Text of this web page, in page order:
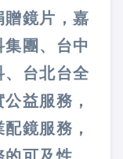
鏡片，嘉
團、台中
、台北台全
益服務，
鏡服務，